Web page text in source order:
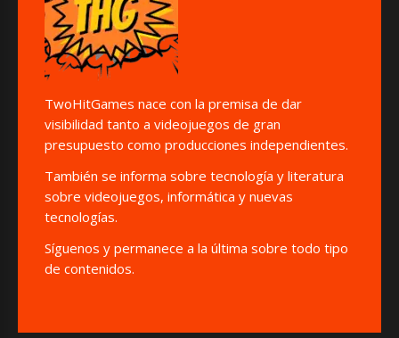
TwoHitGames nace con la premisa de dar
visibilidad tanto a videojuegos de gran
presupuesto como producciones independientes.
También se informa sobre tecnología y literatura
sobre videojuegos, informática y nuevas
tecnologías.
Síguenos y permanece a la última sobre todo tipo
de contenidos.